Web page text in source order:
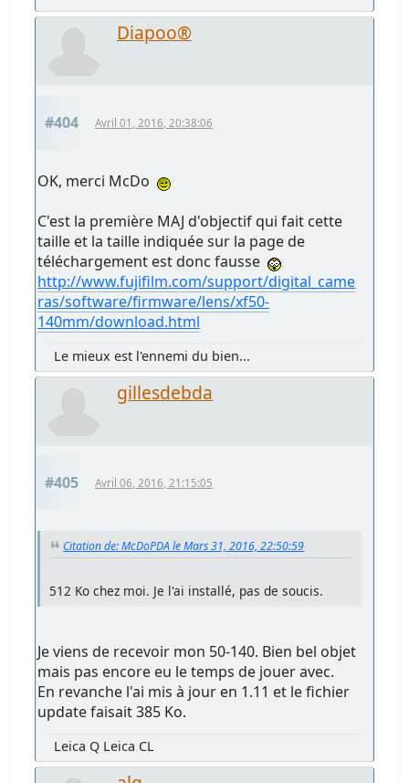
Diapoo®
#404 Avril 01, 2016, 20:38:06
OK, merci McDo
C'est la première MAJ d'objectif qui fait cette
taille et la taille indiquée sur la page de
téléchargement est donc fausse
http://www.fujifilm.com/support/digital_came
ras/software/firmware/lens/xf50-
140mm/download.html
Le mieux est l'ennemi du bien...
gillesdebda
#405 Avril 06, 2016, 21:15:05
Citation de: McDoPDA le Mars 31, 2016, 22:50:59
512 Ko chez moi. Je l'ai installé, pas de soucis.
Je viens de recevoir mon 50-140. Bien bel objet
mais pas encore eu le temps de jouer avec.
En revanche l'ai mis à jour en 1.11 et le fichier
update faisait 385 Ko.
Leica Q Leica CL